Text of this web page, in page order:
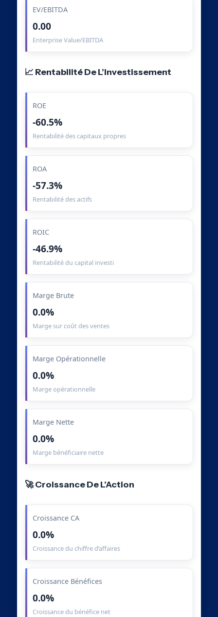
EV/EBITDA
0.00
Enterprise Value/EBITDA
📈 Rentabilité De L’Investissement
ROE
-60.5%
Rentabilité des capitaux propres
ROA
-57.3%
Rentabilité des actifs
ROIC
-46.9%
Rentabilité du capital investi
Marge Brute
0.0%
Marge sur coût des ventes
Marge Opérationnelle
0.0%
Marge opérationnelle
Marge Nette
0.0%
Marge bénéficiaire nette
🚀 Croissance De L’Action
Croissance CA
0.0%
Croissance du chiffre d’affaires
Croissance Bénéfices
0.0%
Croissance du bénéfice net